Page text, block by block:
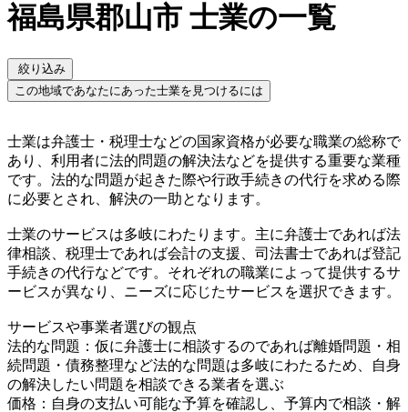
福島県郡山市 士業の一覧
絞り込み
この地域であなたにあった士業を見つけるには
士業は弁護士・税理士などの国家資格が必要な職業の総称で
あり、利用者に法的問題の解決法などを提供する重要な業種
です。法的な問題が起きた際や行政手続きの代行を求める際
に必要とされ、解決の一助となります。
士業のサービスは多岐にわたります。主に弁護士であれば法
律相談、税理士であれば会計の支援、司法書士であれば登記
手続きの代行などです。それぞれの職業によって提供するサ
ービスが異なり、ニーズに応じたサービスを選択できます。
サービスや事業者選びの観点
法的な問題：仮に弁護士に相談するのであれば離婚問題・相
続問題・債務整理など法的な問題は多岐にわたるため、自身
の解決したい問題を相談できる業者を選ぶ
価格：自身の支払い可能な予算を確認し、予算内で相談・解